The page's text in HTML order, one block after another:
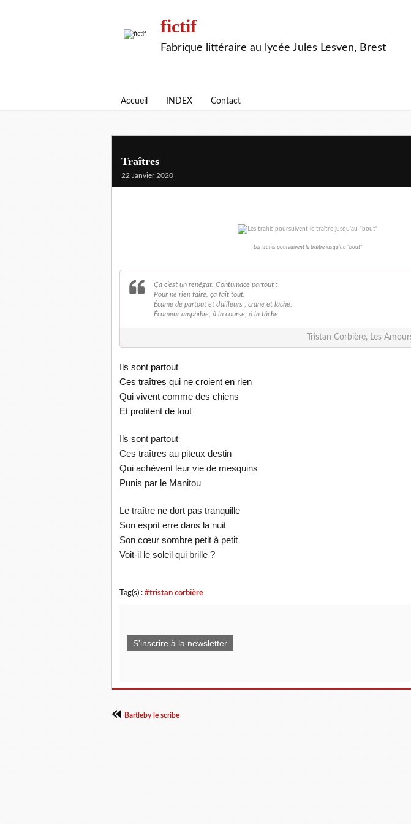
fictif
Fabrique littéraire au lycée Jules Lesven, Brest
Accueil INDEX Contact
Traîtres
22 Janvier 2020
Les trahis poursuivent le traître jusqu'au "bout"
Ça c’est un renégat. Contumace partout :
Pour ne rien faire, ça fait tout.
Écumé de partout et d’ailleurs ; crâne et lâche,
Écumeur amphibie, à la course, à la tâche
Tristan Corbière, Les
Ils sont partout
Ces traîtres qui ne croient en rien
Qui vivent comme des chiens
Et profitent de tout
Ils sont partout
Ces traîtres au piteux destin
Qui achèvent leur vie de mesquins
Punis par le Manitou
Le traître ne dort pas tranquille
Son esprit erre dans la nuit
Son cœur sombre petit à petit
Voit-il le soleil qui brille ?
Tag(s) : #tristan corbière
S'inscrire à la newsletter
Bartleby le scribe